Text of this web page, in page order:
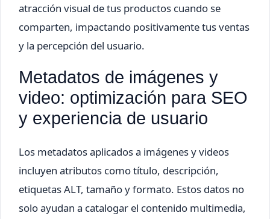
atracción visual de tus productos cuando se
comparten, impactando positivamente tus ventas
y la percepción del usuario.
Metadatos de imágenes y
video: optimización para SEO
y experiencia de usuario
Los metadatos aplicados a imágenes y videos
incluyen atributos como título, descripción,
etiquetas ALT, tamaño y formato. Estos datos no
solo ayudan a catalogar el contenido multimedia,